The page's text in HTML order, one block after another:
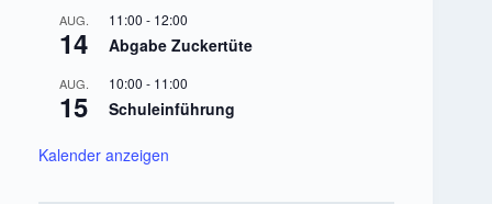
AUG.
14
11:00 - 12:00
Abgabe Zuckertüte
AUG.
15
10:00 - 11:00
Schuleinführung
Kalender anzeigen